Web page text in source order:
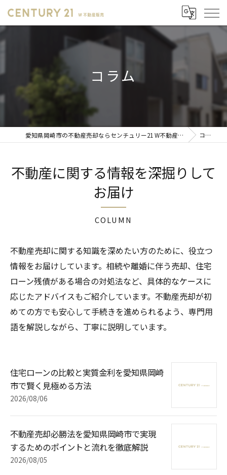
コラム
愛知県岡崎市の不動産売却ならセンチュリー21 W不動産販売 コラム
不動産に関する情報を深掘りして
お届け
COLUMN
不動産売却に関する知識を深めたい方のために、役立つ
情報をお届けしています。相続や離婚に伴う売却、住宅
ローン残債がある場合の対処法など、具体的なケースに
応じたアドバイスもご紹介しています。不動産売却が初
めての方でも安心して手続きを進められるよう、専門用
語を解説しながら、丁寧に説明しています。
住宅ローンの比較と実質金利を愛知県岡崎
市で賢く見極める方法
2026/08/06
不動産売却必勝法を愛知県岡崎市で実現
するためのポイントと流れを徹底解説
2026/08/05